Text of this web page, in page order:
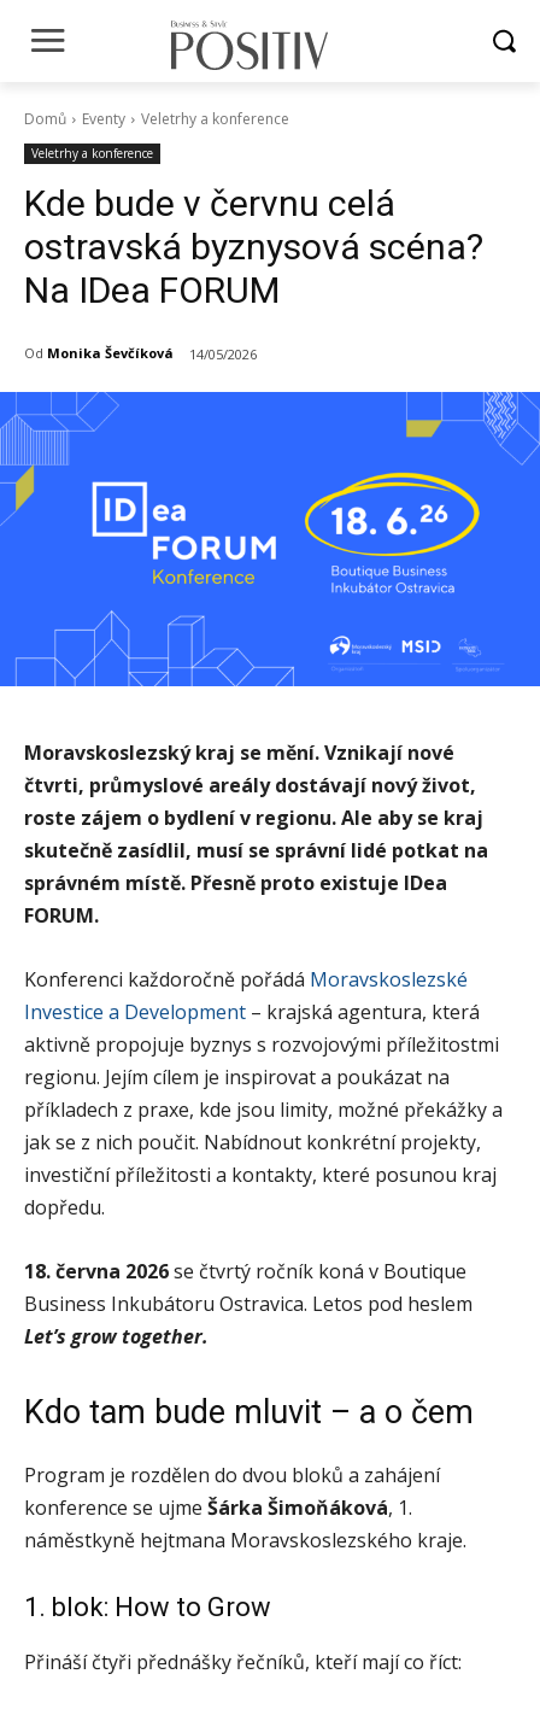
Domů Eventy Veletrhy a konference
Veletrhy a konference
Kde bude v červnu celá
ostravská byznysová scéna?
Na IDea FORUM
Od Monika Ševčíková 14/05/2026
Moravskoslezský kraj se mění. Vznikají nové
čtvrti, průmyslové areály dostávají nový život,
roste zájem o bydlení v regionu. Ale aby se kraj
skutečně zasídlil, musí se správní lidé potkat na
správném místě. Přesně proto existuje IDea
FORUM.
Konferenci každoročně pořádá Moravskoslezské
Investice a Development – krajská agentura, která
aktivně propojuje byznys s rozvojovými příležitostmi
regionu. Jejím cílem je inspirovat a poukázat na
příkladech z praxe, kde jsou limity, možné překážky a
jak se z nich poučit. Nabídnout konkrétní projekty,
investiční příležitosti a kontakty, které posunou kraj
dopředu.
18. června 2026se čtvrtý ročník koná v Boutique
Business Inkubátoru Ostravica. Letos pod heslem
Let’s grow together.
Kdo tam bude mluvit – a o čem
Program je rozdělen do dvou bloků a zahájení
konference se ujme Šárka Šimoňáková, 1.
náměstkyně hejtmana Moravskoslezského kraje.
1. blok: How to Grow
Přináší čtyři přednášky řečníků, kteří mají co říct: